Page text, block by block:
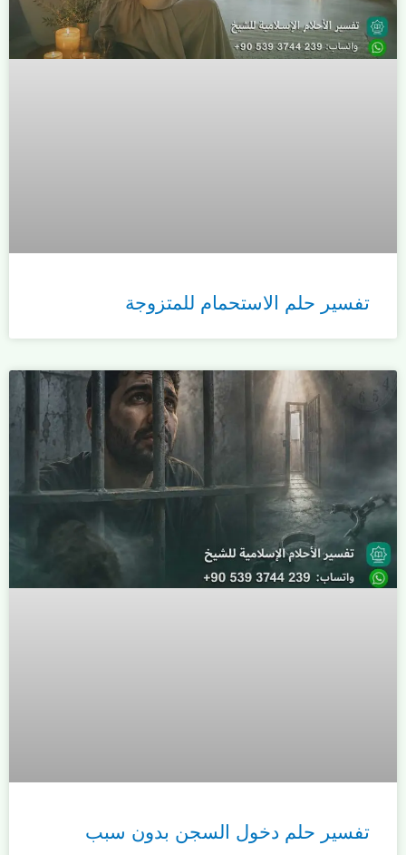
تفسير حلم الاستحمام للمتزوجة
تفسير حلم دخول السجن بدون سبب